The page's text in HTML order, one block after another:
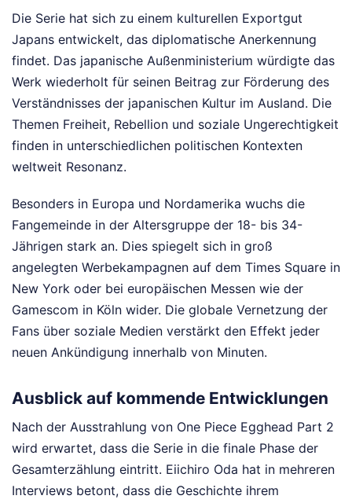
Die Serie hat sich zu einem kulturellen Exportgut
Japans entwickelt, das diplomatische Anerkennung
findet. Das japanische Außenministerium würdigte das
Werk wiederholt für seinen Beitrag zur Förderung des
Verständnisses der japanischen Kultur im Ausland. Die
Themen Freiheit, Rebellion und soziale Ungerechtigkeit
finden in unterschiedlichen politischen Kontexten
weltweit Resonanz.
Besonders in Europa und Nordamerika wuchs die
Fangemeinde in der Altersgruppe der 18- bis 34-
Jährigen stark an. Dies spiegelt sich in groß
angelegten Werbekampagnen auf dem Times Square in
New York oder bei europäischen Messen wie der
Gamescom in Köln wider. Die globale Vernetzung der
Fans über soziale Medien verstärkt den Effekt jeder
neuen Ankündigung innerhalb von Minuten.
Ausblick auf kommende Entwicklungen
Nach der Ausstrahlung von One Piece Egghead Part 2
wird erwartet, dass die Serie in die finale Phase der
Gesamterzählung eintritt. Eiichiro Oda hat in mehreren
Interviews betont, dass die Geschichte ihrem